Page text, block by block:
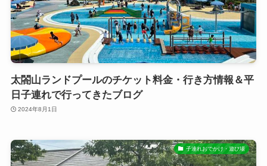
太閤山ランドプールのチケット料金・行き方情報＆平
日子連れで行ってきたブログ
2024年8月1日
子連れおでかけ・遊び場